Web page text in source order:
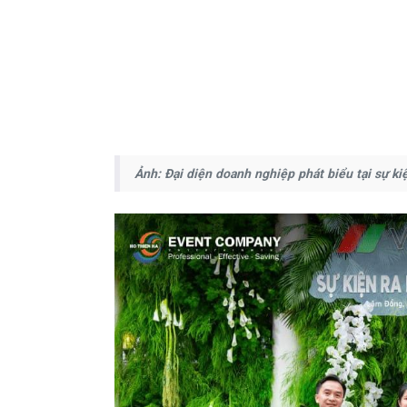
Ảnh: Đại diện doanh nghiệp phát biểu tại sự